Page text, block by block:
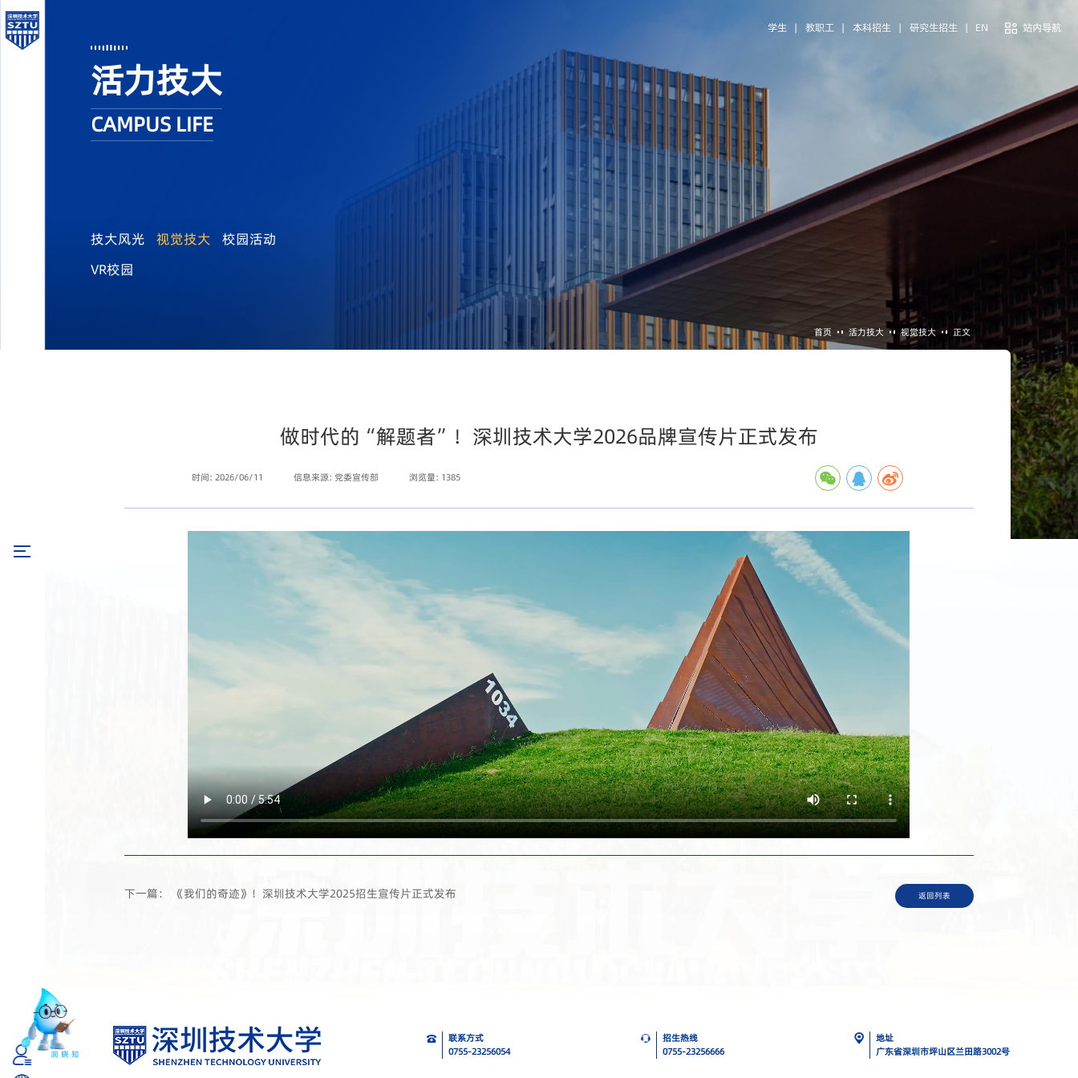
学生 | 教职工 | 本科招生 | 研究生招生 | EN 站内导航
润 晓 知
活力技大
CAMPUS LIFE
技大风光 视觉技大
校园活动
VR校园
首页 活力技大 视觉技大 正文
做时代的“解题者”！深圳技术大学2026品牌宣传片正式发布
时间: 2026/06/11 信息来源: 党委宣传部 浏览量: 1385
下一篇： 《我们的奇迹》！深圳技术大学2025招生宣传片正式发布 返回列表
联系方式
0755-23256054
招生热线
0755-23256666
地址
广东省深圳市坪山区兰田路3002号